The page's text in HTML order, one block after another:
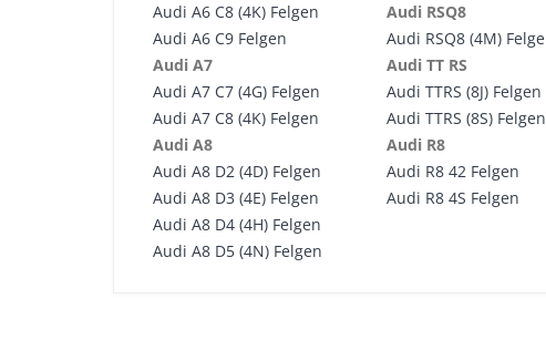
Audi A6 C8 (4K) Felgen
Audi A6 C9 Felgen
Audi A7
Audi A7 C7 (4G) Felgen
Audi A7 C8 (4K) Felgen
Audi A8
Audi A8 D2 (4D) Felgen
Audi A8 D3 (4E) Felgen
Audi A8 D4 (4H) Felgen
Audi A8 D5 (4N) Felgen
Audi RSQ8
Audi RSQ8 (4M)
Audi TT RS
Audi TTRS (8J) Felgen
Audi TTRS (8S) Felgen
Audi R8
Audi R8 42 Felgen
Audi R8 4S Felgen